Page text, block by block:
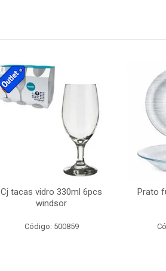
Cj tacas vidro 330ml 6pcs
windsor
Código: 500859
Prato